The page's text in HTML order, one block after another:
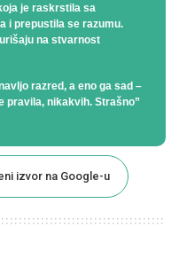
je raskrstila sa
i prepustila se razumu.
na stvarnost
razred, a eno ga sad –
pravila, nikakvih. Strašno”
izvor na Google-u